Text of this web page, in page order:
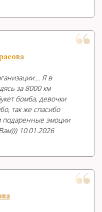
Я в
за 8000 км
бомба, девочки
так же спасибо
подаренные эмоции
10.01.2026